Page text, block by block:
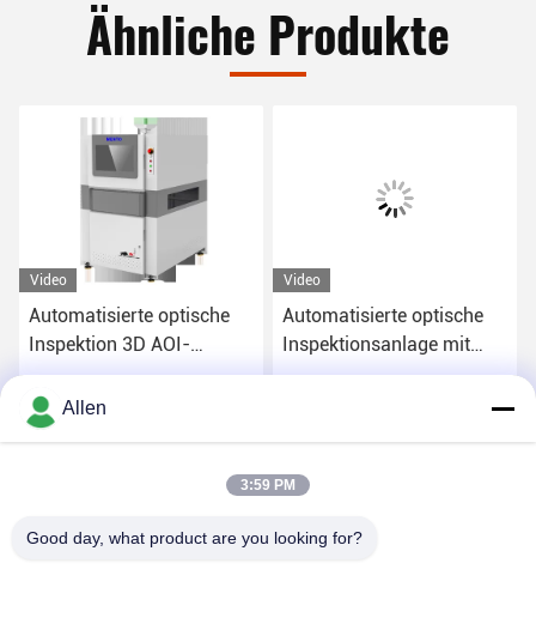
Ähnliche Produkte
Video
Automatisierte optische
Inspektion 3D AOI-
Maschine Windows 10
System
Erhalten Sie besten Preis
Video
Automatisierte optische
Inspektionsanlage mit
Auflösung AOI 220V OEM
Erhalten Sie besten Preis
Allen
3:59 PM
Good day, what product are you looking for?